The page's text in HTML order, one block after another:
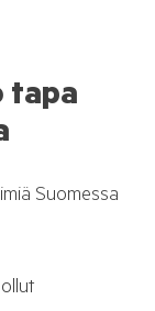
tapa
Suomessa